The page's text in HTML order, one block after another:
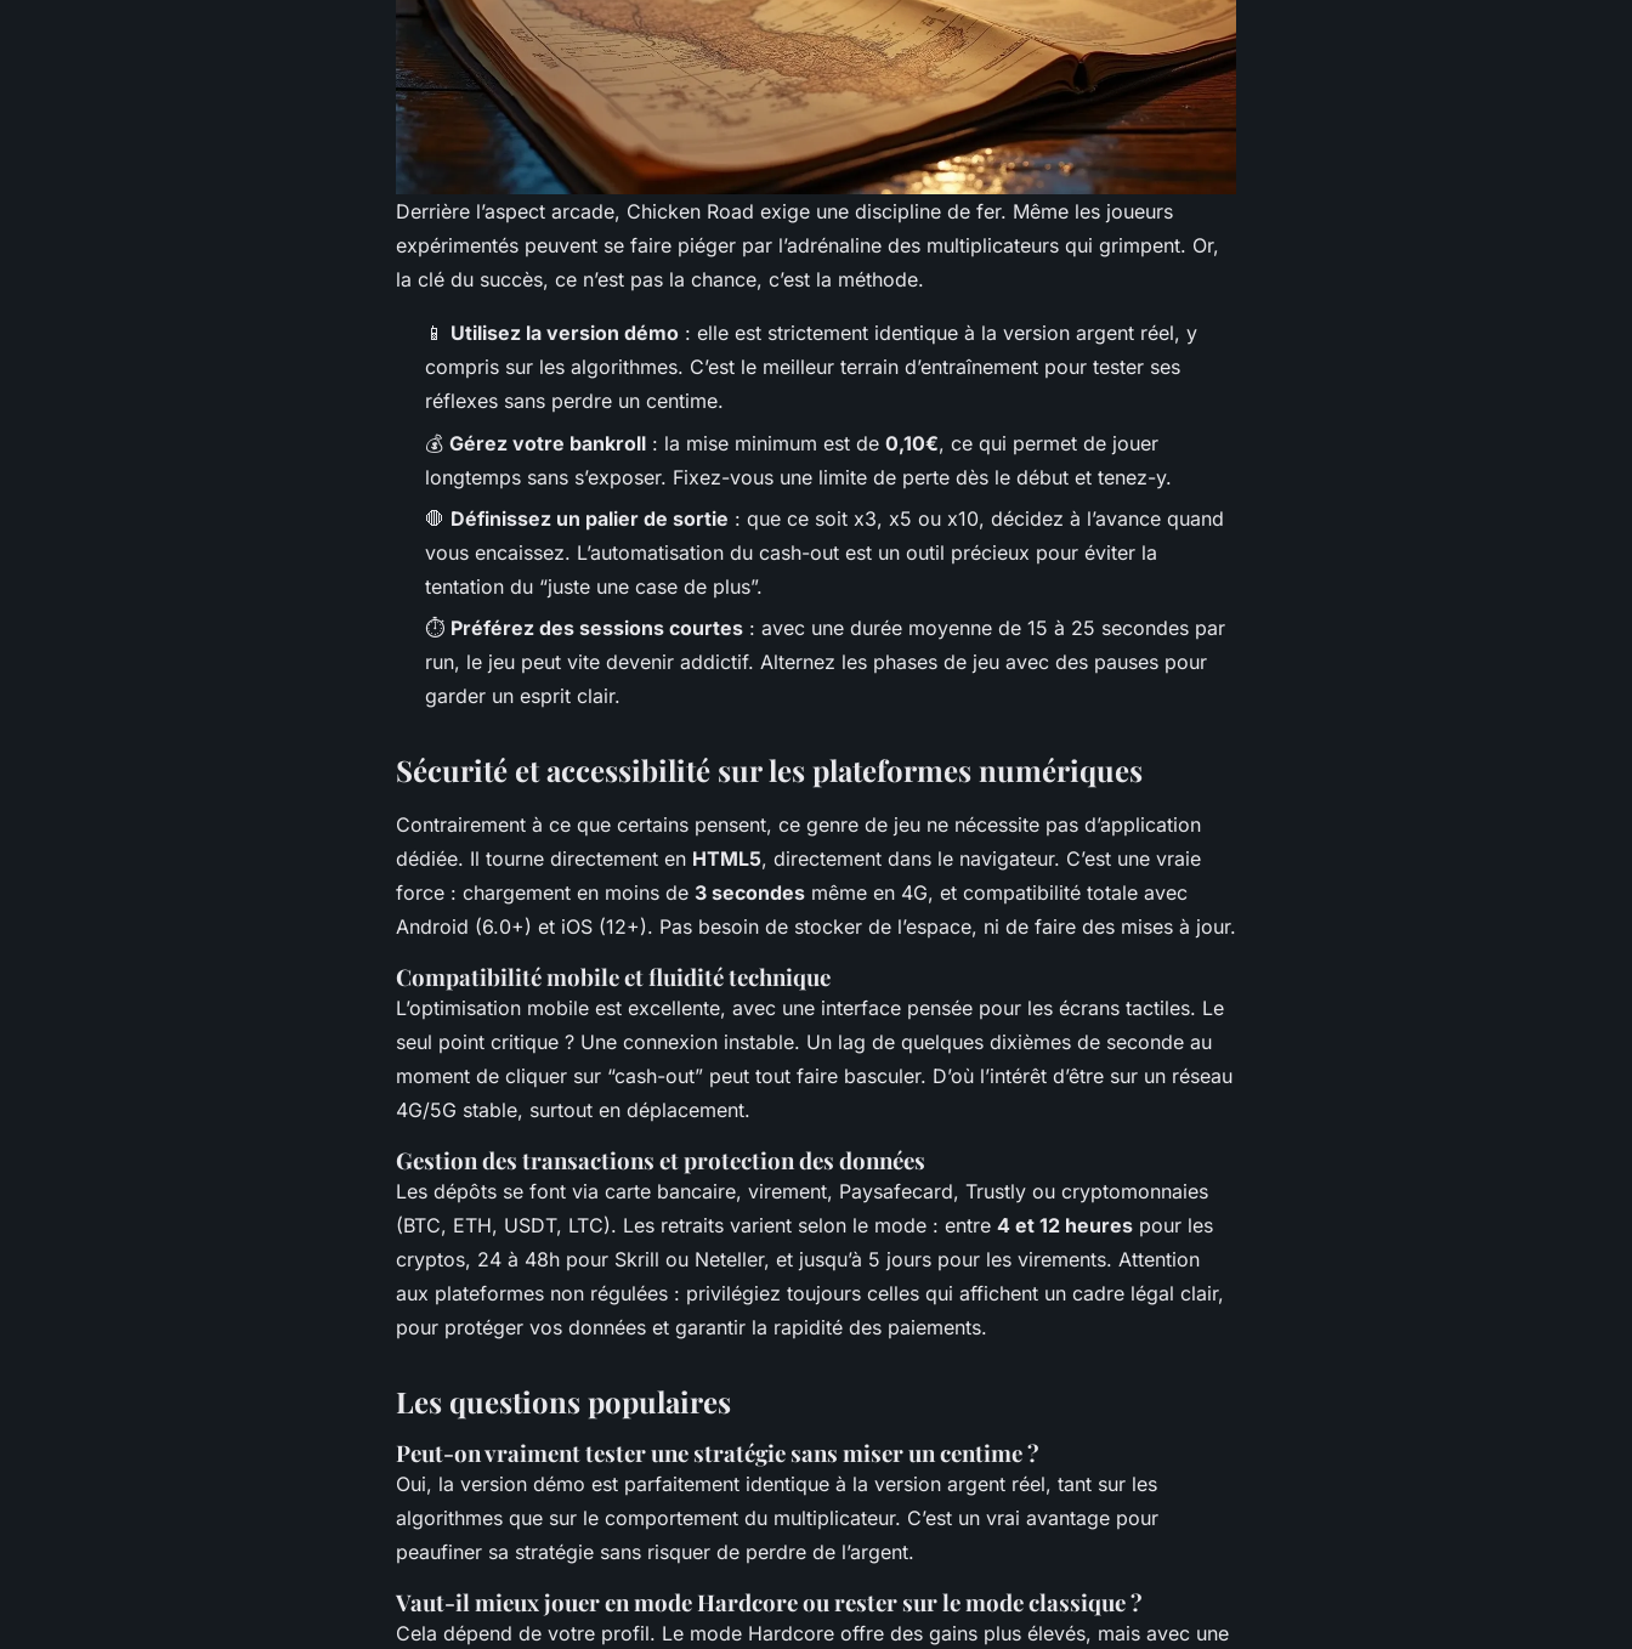
Derrière l’aspect arcade, Chicken Road exige une discipline de fer. Même les joueurs
expérimentés peuvent se faire piéger par l’adrénaline des multiplicateurs qui grimpent. Or,
la clé du succès, ce n’est pas la chance, c’est la méthode.
📱 Utilisez la version démo : elle est strictement identique à la version argent réel, y
compris sur les algorithmes. C’est le meilleur terrain d’entraînement pour tester ses
réflexes sans perdre un centime.
💰 Gérez votre bankroll : la mise minimum est de 0,10€, ce qui permet de jouer
longtemps sans s’exposer. Fixez-vous une limite de perte dès le début et tenez-y.
🛑 Définissez un palier de sortie : que ce soit x3, x5 ou x10, décidez à l’avance quand
vous encaissez. L’automatisation du cash-out est un outil précieux pour éviter la
tentation du “juste une case de plus”.
⏱️ Préférez des sessions courtes : avec une durée moyenne de 15 à 25 secondes par
run, le jeu peut vite devenir addictif. Alternez les phases de jeu avec des pauses pour
garder un esprit clair.
Sécurité et accessibilité sur les plateformes numériques
Contrairement à ce que certains pensent, ce genre de jeu ne nécessite pas d’application
dédiée. Il tourne directement en HTML5, directement dans le navigateur. C’est une vraie
force : chargement en moins de 3 secondes même en 4G, et compatibilité totale avec
Android (6.0+) et iOS (12+). Pas besoin de stocker de l’espace, ni de faire des mises à jour.
Compatibilité mobile et fluidité technique
L’optimisation mobile est excellente, avec une interface pensée pour les écrans tactiles. Le
seul point critique ? Une connexion instable. Un lag de quelques dixièmes de seconde au
moment de cliquer sur “cash-out” peut tout faire basculer. D’où l’intérêt d’être sur un réseau
4G/5G stable, surtout en déplacement.
Gestion des transactions et protection des données
Les dépôts se font via carte bancaire, virement, Paysafecard, Trustly ou cryptomonnaies
(BTC, ETH, USDT, LTC). Les retraits varient selon le mode : entre 4 et 12 heures pour les
cryptos, 24 à 48h pour Skrill ou Neteller, et jusqu’à 5 jours pour les virements. Attention
aux plateformes non régulées : privilégiez toujours celles qui affichent un cadre légal clair,
pour protéger vos données et garantir la rapidité des paiements.
Les questions populaires
Peut-on vraiment tester une stratégie sans miser un centime ?
Oui, la version démo est parfaitement identique à la version argent réel, tant sur les
algorithmes que sur le comportement du multiplicateur. C’est un vrai avantage pour
peaufiner sa stratégie sans risquer de perdre de l’argent.
Vaut-il mieux jouer en mode Hardcore ou rester sur le mode classique ?
Cela dépend de votre profil. Le mode Hardcore offre des gains plus élevés, mais avec une